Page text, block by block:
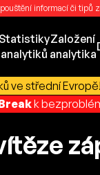
informací či tipů
Statistiky
analytiků
Založení
analytika
ve střední
k